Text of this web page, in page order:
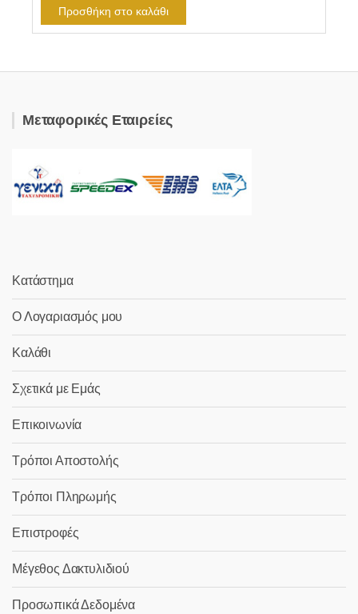
Προσθήκη στο καλάθι
Μεταφορικές Εταιρείες
Κατάστημα
Ο Λογαριασμός μου
Καλάθι
Σχετικά με Εμάς
Επικοινωνία
Τρόποι Αποστολής
Τρόποι Πληρωμής
Επιστροφές
Μέγεθος Δακτυλιδιού
Προσωπικά Δεδομένα